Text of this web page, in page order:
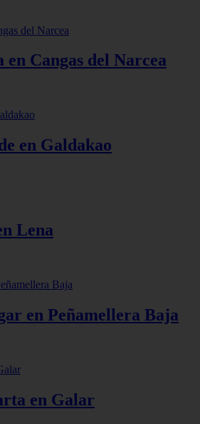
Cangas del Narcea
en Galdakao
Lena
en Peñamellera Baja
en Galar